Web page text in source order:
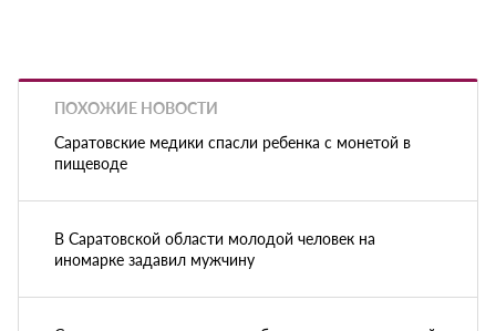
ПОХОЖИЕ НОВОСТИ
Саратовские медики спасли ребенка с монетой в
пищеводе
В Саратовской области молодой человек на
иномарке задавил мужчину